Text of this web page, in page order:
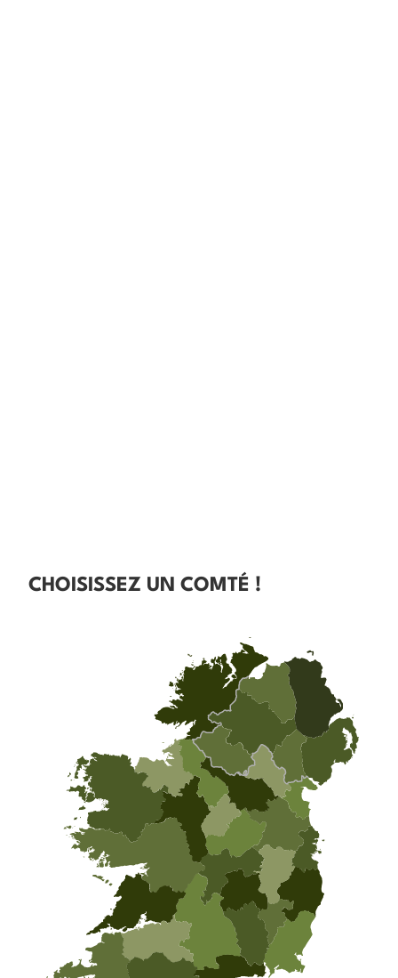
CHOISISSEZ UN COMTÉ !